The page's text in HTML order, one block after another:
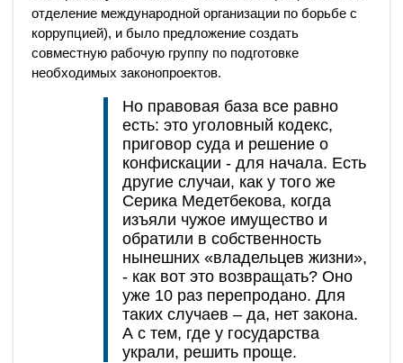
отделение международной организации по борьбе с
коррупцией), и было предложение создать
совместную рабочую группу по подготовке
необходимых законопроектов.
Но правовая база все равно
есть: это уголовный кодекс,
приговор суда и решение о
конфискации - для начала. Есть
другие случаи, как у того же
Серика Медетбекова, когда
изъяли чужое имущество и
обратили в собственность
нынешних «владельцев жизни»,
- как вот это возвращать? Оно
уже 10 раз перепродано. Для
таких случаев – да, нет закона.
А с тем, где у государства
украли, решить проще.